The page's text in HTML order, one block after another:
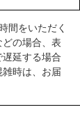
間をいただく
の場合、表
延する場合
時は、お届